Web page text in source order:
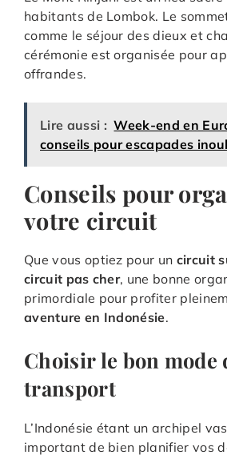
habitants de Lombok. Le
comme le séjour des dieux et
cérémonie est organisée pour
offrandes.
Lire aussi : Week-end en
conseils pour escapades
Conseils pour
votre circuit
Que vous optiez pour un circuit
circuit pas cher, une bonne
primordiale pour profiter
aventure en Indonésie.
Choisir le bon mode
transport
L’Indonésie étant un archipel
important de bien planifier vos